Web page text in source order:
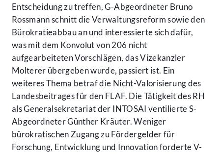
Entscheidung zu treffen, G-Abgeordneter Bruno
Rossmann schnitt die Verwaltungsreform sowie den
Bürokratieabbau an und interessierte sich dafür,
was mit dem Konvolut von 206 nicht
aufgearbeiteten Vorschlägen, das Vizekanzler
Molterer übergeben wurde, passiert ist. Ein
weiteres Thema betraf die Nicht-Valorisierung des
Landesbeitrages für den FLAF. Die Tätigkeit des RH
als Generalsekretariat der INTOSAI ventilierte S-
Abgeordneter Günther Kräuter. Weniger
bürokratischen Zugang zu Fördergelder für
Forschung, Entwicklung und Innovation forderte V-